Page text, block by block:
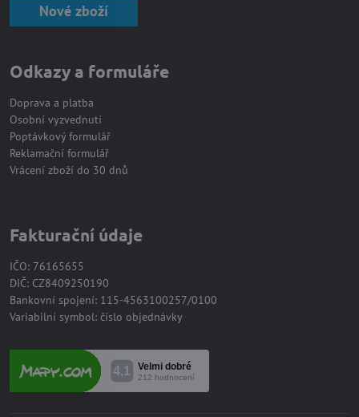
Nové zboží
Odkazy a formuláře
Doprava a platba
Osobní vyzvednutí
Poptávkový formulář
Reklamační formulář
Vrácení zboží do 30 dnů
Fakturační údaje
IČO: 76165655
DIČ: CZ8409250190
Bankovní spojení: 115-4563100257/0100
Variabilní symbol: číslo objednávky